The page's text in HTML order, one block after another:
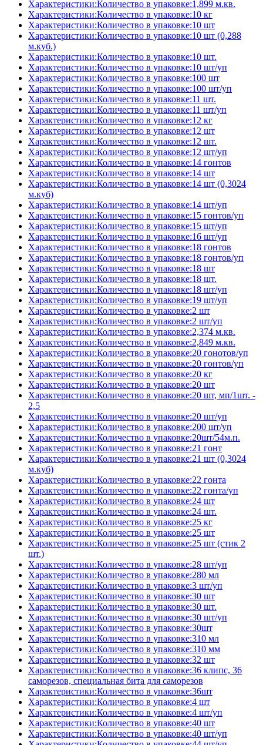
Характеристики:Количество в упаковке:1,899 м.кв.
Характеристики:Количество в упаковке:10 кг
Характеристики:Количество в упаковке:10 шт
Характеристики:Количество в упаковке:10 шт (0,288
м.куб.)
Характеристики:Количество в упаковке:10 шт.
Характеристики:Количество в упаковке:10 шт/уп
Характеристики:Количество в упаковке:100 шт
Характеристики:Количество в упаковке:100 шт/уп
Характеристики:Количество в упаковке:11 шт.
Характеристики:Количество в упаковке:11 шт/уп
Характеристики:Количество в упаковке:12 кг
Характеристики:Количество в упаковке:12 шт
Характеристики:Количество в упаковке:12 шт.
Характеристики:Количество в упаковке:12 шт/уп
Характеристики:Количество в упаковке:14 гонтов
Характеристики:Количество в упаковке:14 шт
Характеристики:Количество в упаковке:14 шт (0,3024
м.куб)
Характеристики:Количество в упаковке:14 шт/уп
Характеристики:Количество в упаковке:15 гонтов/уп
Характеристики:Количество в упаковке:15 шт/уп
Характеристики:Количество в упаковке:16 шт/уп
Характеристики:Количество в упаковке:18 гонтов
Характеристики:Количество в упаковке:18 гонтов/уп
Характеристики:Количество в упаковке:18 шт
Характеристики:Количество в упаковке:18 шт.
Характеристики:Количество в упаковке:18 шт/уп
Характеристики:Количество в упаковке:19 шт/уп
Характеристики:Количество в упаковке:2 шт
Характеристики:Количество в упаковке:2 шт/уп
Характеристики:Количество в упаковке:2,374 м.кв.
Характеристики:Количество в упаковке:2,849 м.кв.
Характеристики:Количество в упаковке:20 гонотов/уп
Характеристики:Количество в упаковке:20 гонтов/уп
Характеристики:Количество в упаковке:20 кг
Характеристики:Количество в упаковке:20 шт
Характеристики:Количество в упаковке:20 шт, мп/1шт. -
2,5
Характеристики:Количество в упаковке:20 шт/уп
Характеристики:Количество в упаковке:200 шт/уп
Характеристики:Количество в упаковке:20шт/54м.п.
Характеристики:Количество в упаковке:21 гонт
Характеристики:Количество в упаковке:21 шт (0,3024
м.куб)
Характеристики:Количество в упаковке:22 гонта
Характеристики:Количество в упаковке:22 гонта/уп
Характеристики:Количество в упаковке:24 шт
Характеристики:Количество в упаковке:24 шт.
Характеристики:Количество в упаковке:25 кг
Характеристики:Количество в упаковке:25 шт
Характеристики:Количество в упаковке:25 шт (стик 2
шт.)
Характеристики:Количество в упаковке:28 шт/уп
Характеристики:Количество в упаковке:280 мл
Характеристики:Количество в упаковке:3 шт/уп
Характеристики:Количество в упаковке:30 шт
Характеристики:Количество в упаковке:30 шт.
Характеристики:Количество в упаковке:30 шт/уп
Характеристики:Количество в упаковке:30шт
Характеристики:Количество в упаковке:310 мл
Характеристики:Количество в упаковке:310 мм
Характеристики:Количество в упаковке:32 шт
Характеристики:Количество в упаковке:36 клипс, 36
саморезов, специальная бита для саморезов
Характеристики:Количество в упаковке:36шт
Характеристики:Количество в упаковке:4 шт
Характеристики:Количество в упаковке:4 шт/уп
Характеристики:Количество в упаковке:40 шт
Характеристики:Количество в упаковке:40 шт/уп